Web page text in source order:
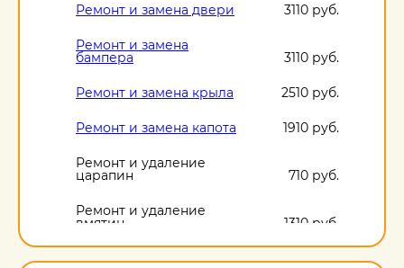
Ремонт и замена двери 3110 руб.
Ремонт и замена
бампера 3110 руб.
Ремонт и замена крыла 2510 руб.
Ремонт и замена капота 1910 руб.
Ремонт и удаление
царапин 710 руб.
Ремонт и удаление
вмятин 1310 руб.
Ремонт и удаление